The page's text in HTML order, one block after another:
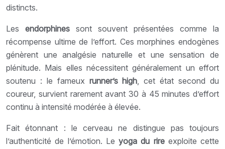
distincts.
Les endorphines sont souvent présentées comme la
récompense ultime de l’effort. Ces morphines endogènes
génèrent une analgésie naturelle et une sensation de
plénitude. Mais elles nécessitent généralement un effort
soutenu : le fameux runner’s high , cet état second du
coureur, survient rarement avant 30 à 45 minutes d’effort
continu à intensité modérée à élevée.
Fait étonnant : le cerveau ne distingue pas toujours
l’authenticité de l’émotion. Le yoga du rireexploite cette